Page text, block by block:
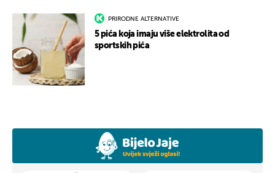
PRIRODNE ALTERNATIVE
5 pića koja imaju više elektrolita od
sportskih pića